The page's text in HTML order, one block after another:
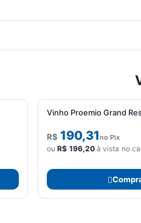
Vinho Proemio Grand
R$ 190,31no Pix
ouR$ 196,20à vista no